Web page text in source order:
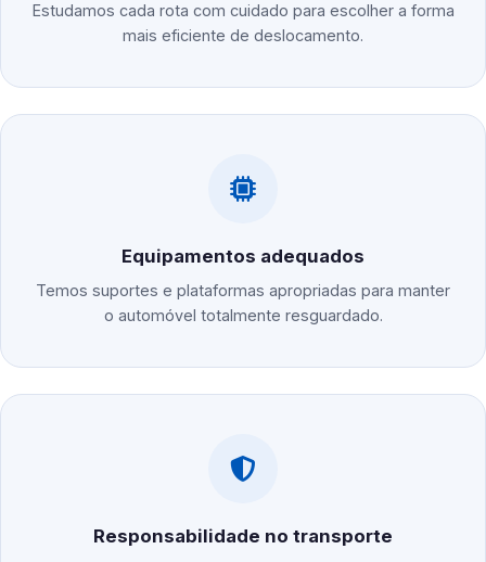
Estudamos cada rota com cuidado para escolher a forma
mais eficiente de deslocamento.
Equipamentos adequados
Temos suportes e plataformas apropriadas para manter
o automóvel totalmente resguardado.
Responsabilidade no transporte